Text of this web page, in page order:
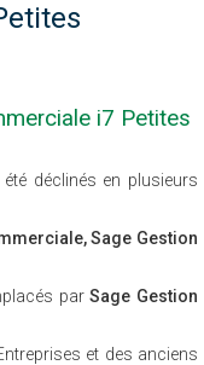
i7 Petites
déclinés en plusieurs
Sage Gestion
parSage Gestion
et des anciens